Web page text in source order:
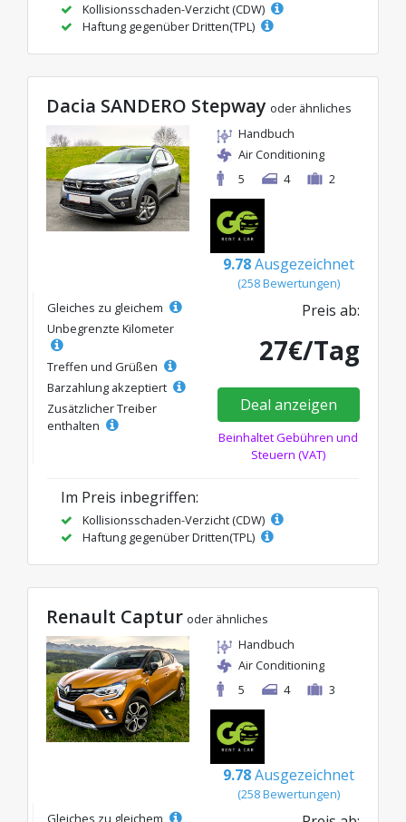
Kollisionsschaden-Verzicht (CDW)
Haftung gegenüber Dritten(TPL)
Dacia SANDERO Stepway oder ähnliches
Handbuch
Air Conditioning
5
4 2
9.78 Ausgezeichnet
(258 Bewertungen)
Gleiches zu gleichem
Unbegrenzte Kilometer
Treffen und Grüßen
Barzahlung akzeptiert
Zusätzlicher Treiber
enthalten
Preis ab:
27€/Tag
Deal anzeigen
Beinhaltet Gebühren und
Steuern (VAT)
Im Preis inbegriffen:
Kollisionsschaden-Verzicht (CDW)
Haftung gegenüber Dritten(TPL)
Renault Captur oder ähnliches
Handbuch
Air Conditioning
5
4 3
9.78 Ausgezeichnet
(258 Bewertungen)
Gleiches zu gleichem